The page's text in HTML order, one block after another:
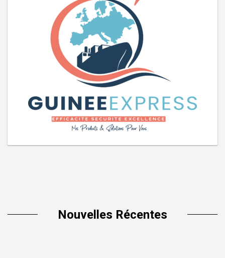
Nouvelles Récentes